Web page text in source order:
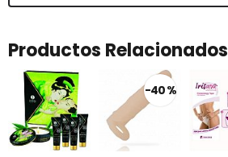
Productos Relacionados
-40 %